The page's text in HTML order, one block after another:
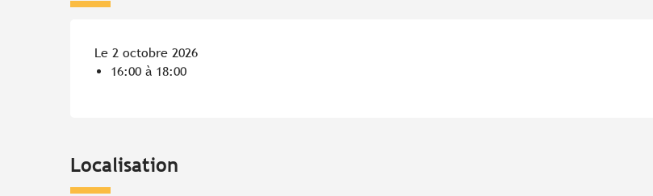
Le 2 octobre 2026
16:00 à 18:00
Localisation